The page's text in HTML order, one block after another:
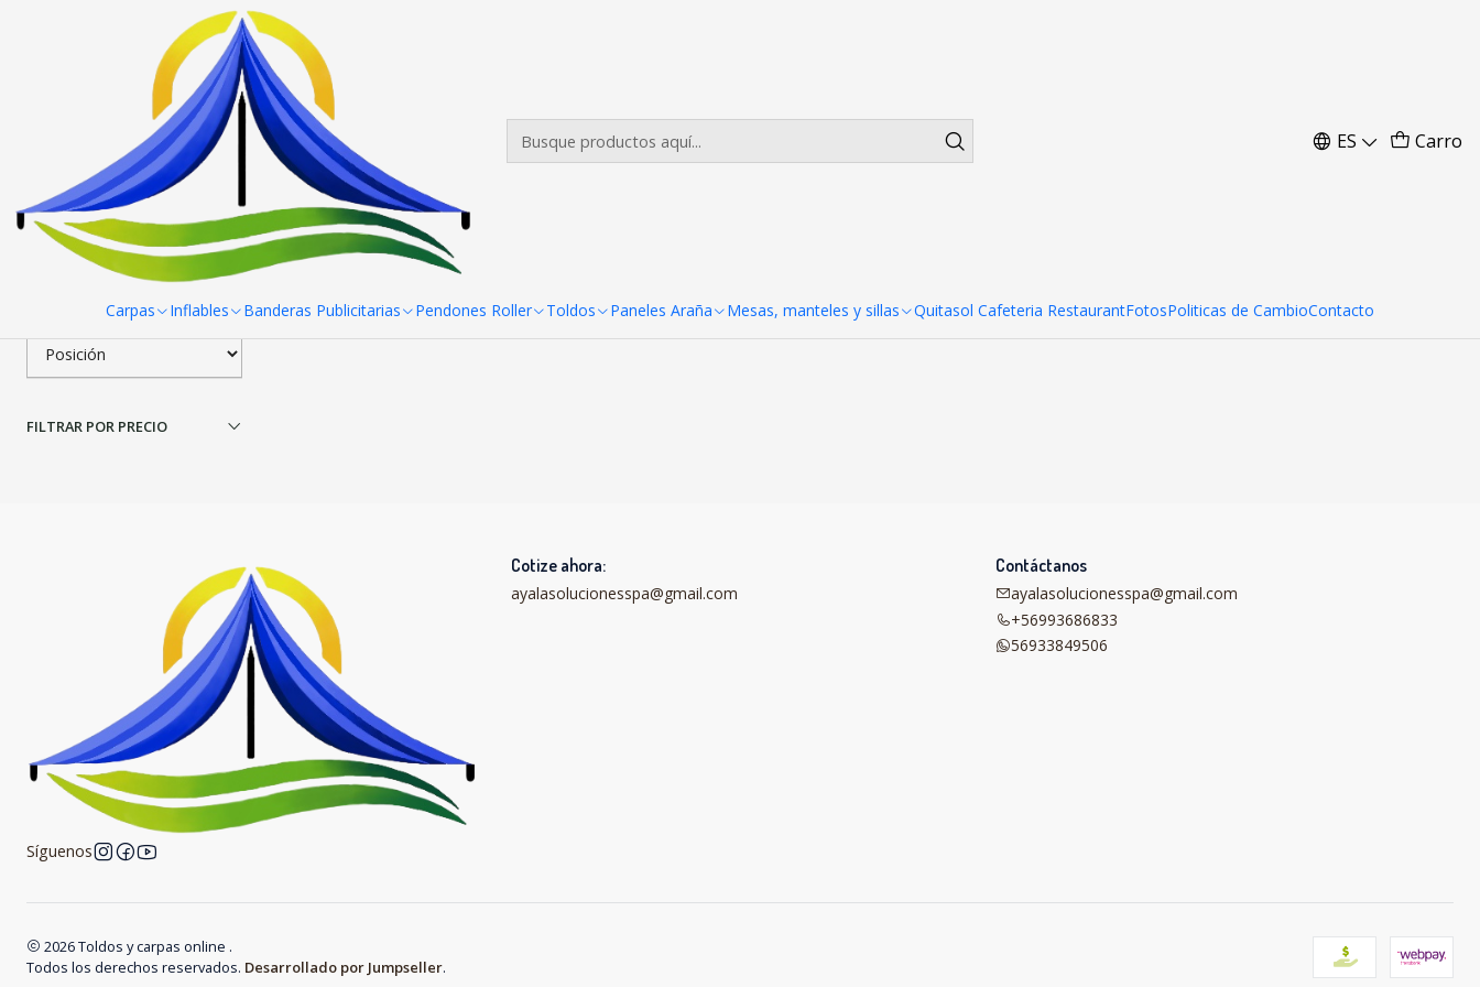
ES Carro
Carpas Inflables Banderas Publicitarias Pendones Roller Toldos Paneles Araña Mesas, manteles y sillas Quitasol Cafeteria RestaurantFotosPoliticas de CambioContacto
Paneles Araña Panel Araña 2 Cuerpos 213x227 cm
Panel Araña 2 Cuerpos 213x227 cm
Filtrar Productos
1-1 de 1 productos
Aplicar filtros
ORDENAR POR
FILTRAR POR PRECIO
|
Panel Araña 2 Cuerpos 213x227cm
Síguenos
Cotize ahora:
ayalasolucionesspa@gmail.com
Contáctanos
ayalasolucionesspa@gmail.com
+56993686833
56933849506
2026 Toldos y carpas online .
Todos los derechos reservados. Desarrollado por Jumpseller.